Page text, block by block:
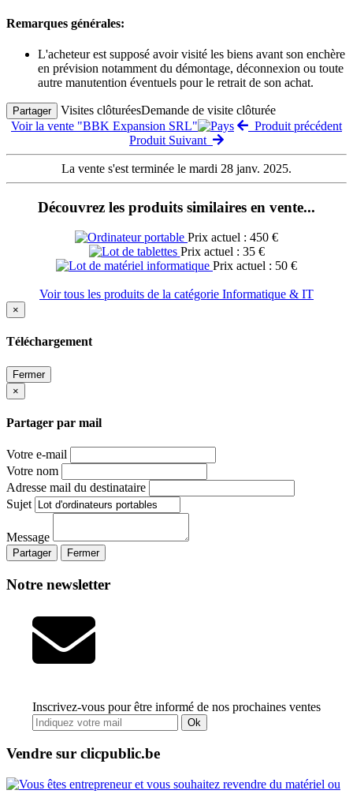
Remarques générales:
L'acheteur est supposé avoir visité les biens avant son enchère
en prévision notamment du démontage, déconnexion ou toute
autre manutention éventuels pour le retrait de son achat.
Partager Visites clôturéesDemande de visite clôturée
Voir la vente "BBK Expansion SRL"
Produit précédent
Produit Suivant
La vente s'est terminée le mardi 28 janv. 2025.
Découvrez les produits similaires en vente...
Prix actuel : 450 €
Prix actuel : 35 €
Prix actuel : 50 €
Voir tous les produits de la catégorie Informatique & IT
×
Téléchargement
Fermer
×
Partager par mail
Votre e-mail
Votre nom
Adresse mail du destinataire
Sujet
Message
Partager Fermer
Notre newsletter
Inscrivez-vous pour être informé de nos prochaines ventes
Ok
Vendre sur clicpublic.be